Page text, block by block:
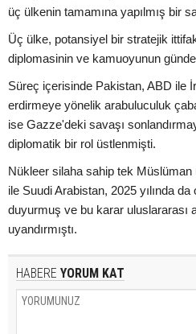
üç ülkenin tamamına yapılmış bir
Üç ülke, potansiyel bir stratejik
diplomasinin ve kamuoyunun
Süreç içerisinde Pakistan, ABD ile
erdirmeye yönelik arabuluculuk
ise Gazze'deki savaşı
diplomatik bir rol üstlenmişti.
Nükleer silaha sahip tek
ile Suudi Arabistan, 2025 yılında
duyurmuş ve bu karar uluslararası
uyandırmıştı.
HABERE YORUM KAT